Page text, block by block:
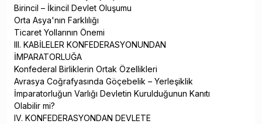
Birincil – İkincil Devlet Oluşumu
Orta Asya'nın Farklılığı
Ticaret Yollarının Önemi
III. KABİLELER KONFEDERASYONUNDAN
İMPARATORLUĞA
Konfederal Birliklerin Ortak Özellikleri
Avrasya Coğrafyasında Göçebelik – Yerleşiklik
İmparatorluğun Varlığı Devletin Kurulduğunun Kanıtı
Olabilir mi?
IV. KONFEDERASYONDAN DEVLETE